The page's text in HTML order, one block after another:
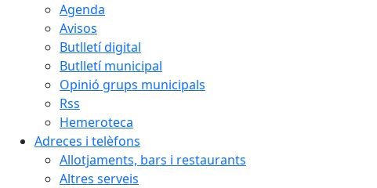
Agenda
Avisos
Butlletí digital
Butlletí municipal
Opinió grups municipals
Rss
Hemeroteca
Adreces i telèfons
Allotjaments, bars i restaurants
Altres serveis